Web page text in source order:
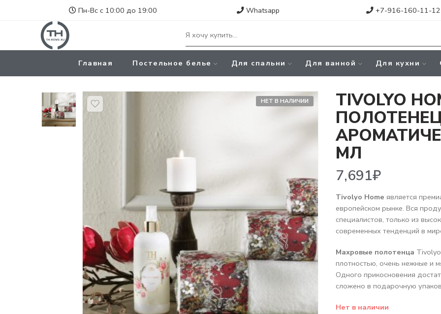
Пн-Вс с 10:00 до 19:00 Whatsapp +7-916-160-11-12
Главная Постельное белье Для спальни Для ванной Для кухни
НЕТ В НАЛИЧИИ TIVOLYO
МЛ
7,691₽
Tivolyo Home является
европейском рынке. Вся
специалистов, только из
современных тенденций в
Махровые полотенца
плотностью, очень нежные и
Одного прикосновения
сложено в подарочную
Нет в наличии